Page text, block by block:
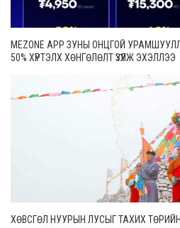
MEZONE APP ЗУНЫ ОНЦГОЙ
50% ХҮРТЭЛХ ХӨНГӨЛӨЛТ ҮЗҮҮЛЖ ЭХЭЛЛЭЭ
ХӨВСГӨЛ НУУРЫН ЛУСЫГ ТАХИХ